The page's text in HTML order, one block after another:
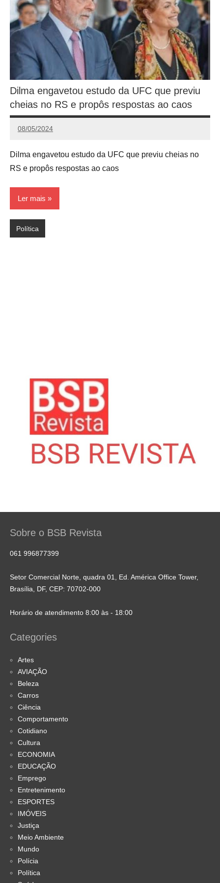
Dilma engavetou estudo da UFC que previu
cheias no RS e propôs respostas ao caos
08/05/2024
Redação
Dilma engavetou estudo da UFC que previu cheias no
RS e propôs respostas ao caos
Ler mais
Política
Sobre o BSB Revista
061 996877399
Setor Comercial Norte, quadra 01, Ed. América Office Tower,
Brasília, DF, CEP: 70702-000
Horário de atendimento 8:00 às - 18:00
Categories
Artes
AVIAÇÃO
Beleza
Carros
Ciência
Comportamento
Cotidiano
Cultura
ECONOMIA
EDUCAÇÃO
Emprego
Entretenimento
ESPORTES
IMÓVEIS
Justiça
Meio Ambiente
Mundo
Polícia
Política